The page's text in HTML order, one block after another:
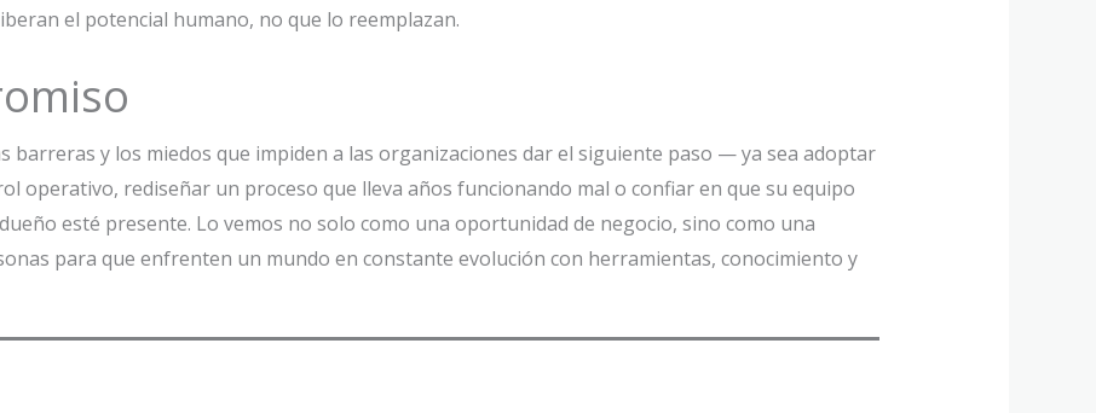
el potencial humano, no que lo reemplazan.
barreras y los miedos que impiden a las organizaciones dar el siguiente paso — ya sea adoptar
operativo, rediseñar un proceso que lleva años funcionando mal o confiar en que su equipo
esté presente. Lo vemos no solo como una oportunidad de negocio, sino como una
para que enfrenten un mundo en constante evolución con herramientas, conocimiento y